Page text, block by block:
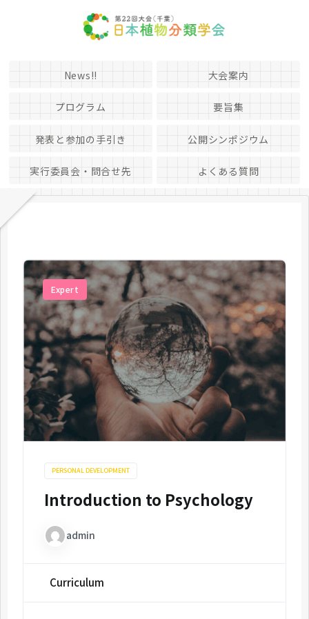
News!! 大会案内
プログラム 要旨集
発表と参加の手引き 公開シンポジウム
実行委員会・問合せ先 よくある質問
Expert
PERSONAL DEVELOPMENT
Introduction to Psychology
admin
Curriculum